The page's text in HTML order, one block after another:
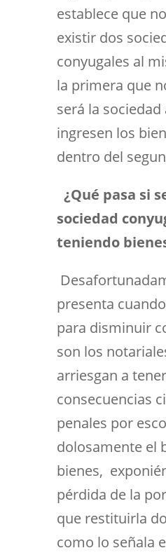
establece que
existir dos
conyugales al
la primera que
será la sociedad
ingresen los
dentro del
¿Qué pasa si
sociedad
teniendo
presenta
para disminuir
son los
arriesgan a tener
consecuencias
penales por
dolosamente el
bienes,
pérdida de la
que restituirla
como lo señala